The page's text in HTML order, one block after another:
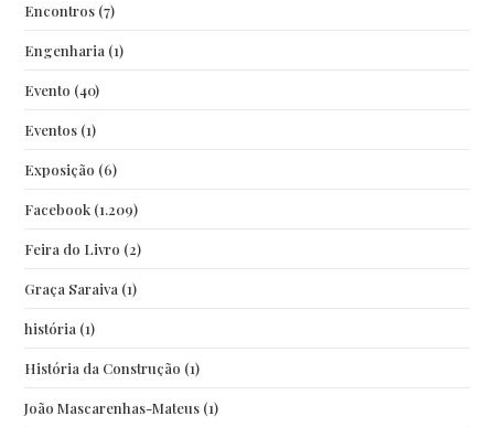
Encontros (7)
Engenharia (1)
Evento (40)
Eventos (1)
Exposição (6)
Facebook (1.209)
Feira do Livro (2)
Graça Saraiva (1)
história (1)
História da Construção (1)
João Mascarenhas-Mateus (1)